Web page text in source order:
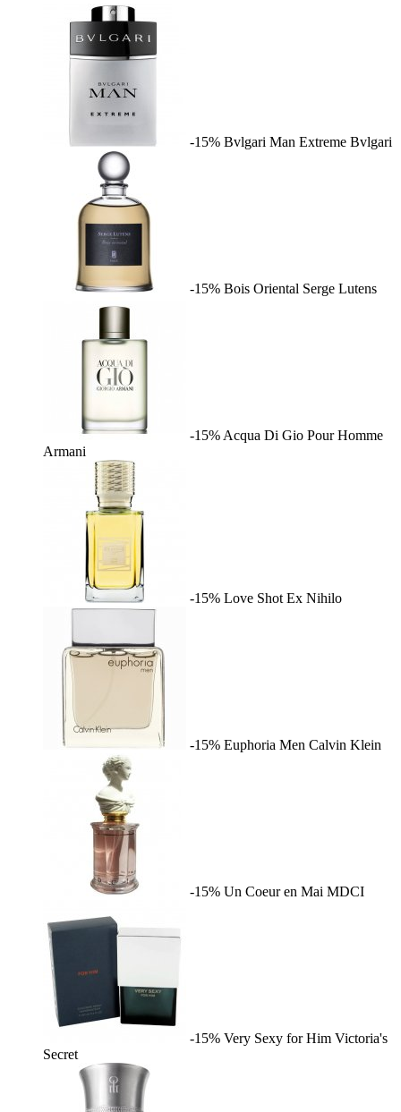
-15% Bvlgari Man Extreme Bvlgari
-15% Bois Oriental Serge Lutens
-15% Acqua Di Gio Pour Homme
Armani
-15% Love Shot Ex Nihilo
-15% Euphoria Men Calvin Klein
-15% Un Coeur en Mai MDCI
-15% Very Sexy for Him Victoria's
Secret